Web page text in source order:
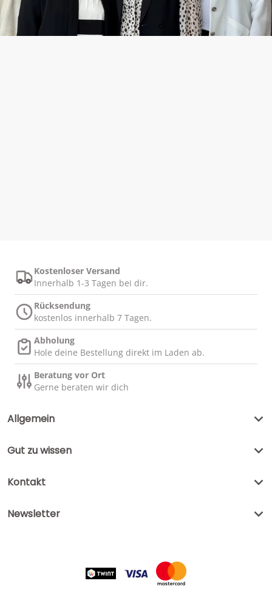
Kostenloser Versand
Innerhalb 1-3 Tagen bei dir.
Rücksendung
kostenlos innerhalb 7 Tagen.
Abholung
Hole deine Bestellung direkt im Laden ab.
Beratung vor Ort
Gerne beraten wir dich
Allgemein
Gut zu wissen
Kontakt
Newsletter